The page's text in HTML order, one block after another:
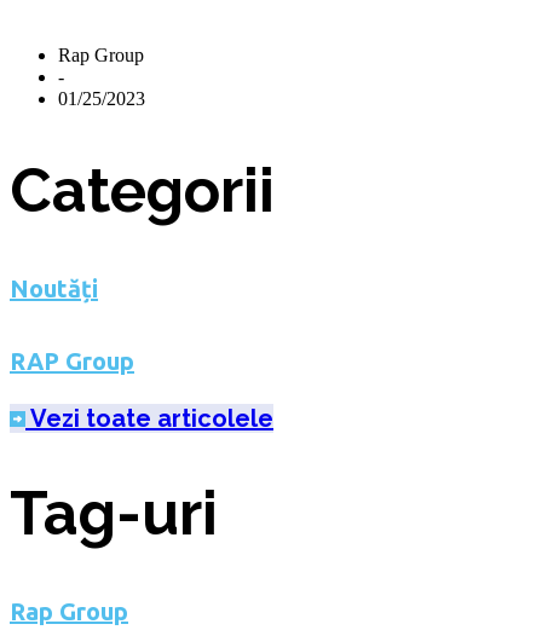
Rap Group
-
01/25/2023
Categorii
Noutăți
RAP Group
Vezi toate articolele
Tag-uri
Rap Group